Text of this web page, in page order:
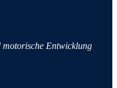
Entwicklung